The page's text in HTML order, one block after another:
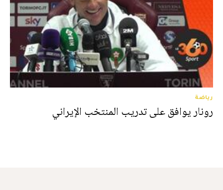
رياضة
رونار يوافق على تدريب المنتخب الإيراني